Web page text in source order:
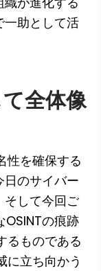
一助として活
全体像
性を確保する
のサイバー
そして今回ご
OSINTの痕跡
るものである
に立ち向かう